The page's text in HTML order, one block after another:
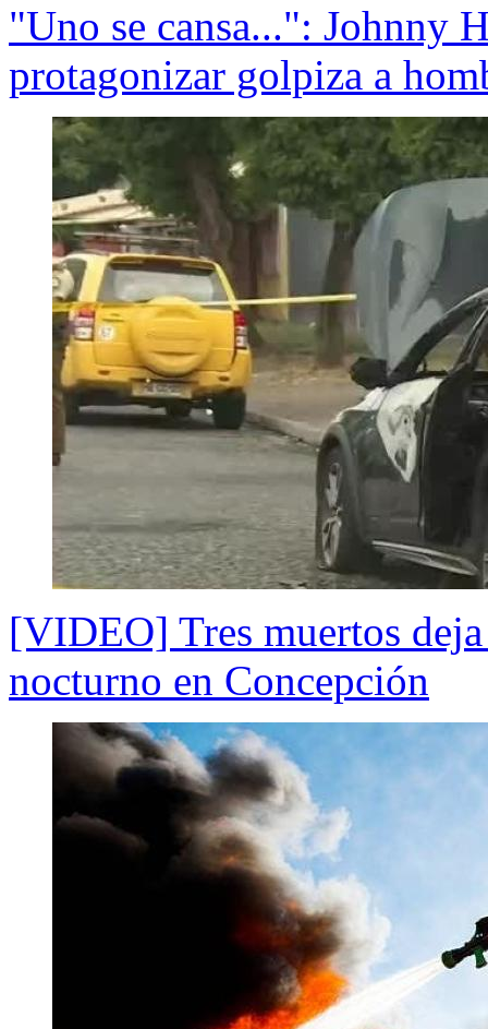
"Uno se cansa...": Johnny
protagonizar golpiza a
[VIDEO] Tres muertos
nocturno en Concepción